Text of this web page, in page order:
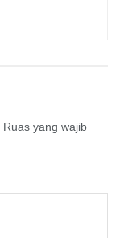
Ruas yang wajib